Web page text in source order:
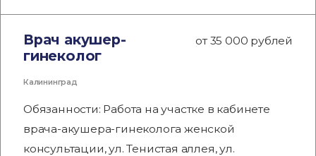
Врач акушер-
гинеколог
от 35 000 рублей
Калининград
Обязанности: Работа на участке в кабинете
врача-акушера-гинеколога женской
консультации, ул. Тенистая аллея, ул.